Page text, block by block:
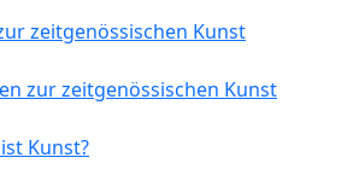
zeitgenössischen Kunst
zur zeitgenössischen Kunst
Kunst?